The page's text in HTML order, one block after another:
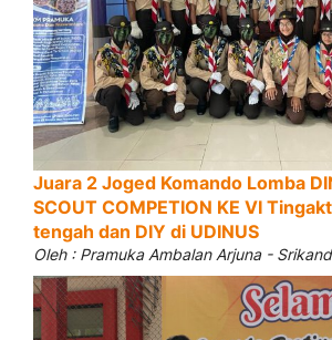
Juara 2 Joged Komando Lomba
SCOUT COMPETION KE VI
tengah dan DIY di UDINUS
Oleh : Pramuka Ambalan Arjuna -